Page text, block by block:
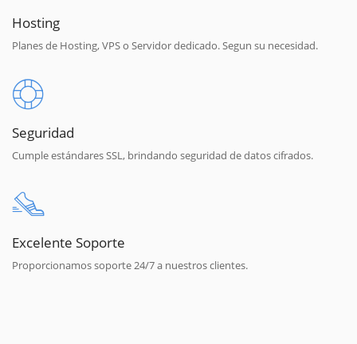
Hosting
Planes de Hosting, VPS o Servidor dedicado. Segun su necesidad.
Seguridad
Cumple estándares SSL, brindando seguridad de datos cifrados.
Excelente Soporte
Proporcionamos soporte 24/7 a nuestros clientes.